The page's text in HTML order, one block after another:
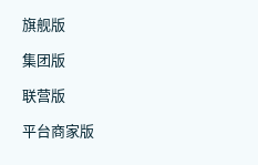
旗舰版
集团版
联营版
平台商家版